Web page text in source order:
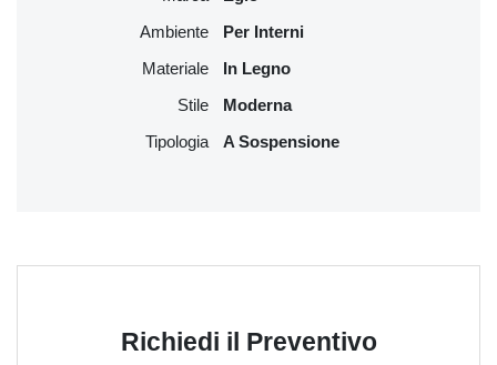
Richiedi il Preventivo
Ambiente Per Interni
Materiale In Legno
Stile Moderna
Tipologia A Sospensione